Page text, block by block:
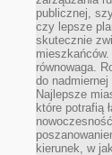
publicznej,
czy lepsze
skutecznie
równowaga.
do
Najlepsze
które potrafią
kierunek, w